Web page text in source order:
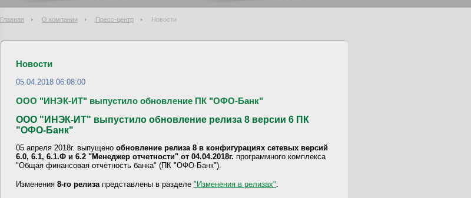
Главная О компании Пресс-центр Новости
Новости
05.04.2018 06:08:00
ООО "ИНЭК-ИТ" выпустило обновление ПК "ОФО-Банк"
ООО "ИНЭК-ИТ" выпустило обновление релиза 8 версии 6 ПК
"ОФО-Банк"
05 апреля 2018г. выпущено обновление релиза 8 в конфигурациях сетевых версий
6.0, 6.1, 6.1.Ф и 6.2 "Менеджер отчетности" от 04.04.2018г. программного комплекса
"Общая финансовая отчетность банка" (ПК "ОФО-Банк").
Изменения 8-го релиза представлены в разделе "Изменения в релизах"